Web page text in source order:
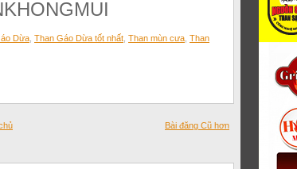
Dừa Than Gáo Dừa tốt nhất Than mùn cưa Than
Bài đăng Cũ hơn